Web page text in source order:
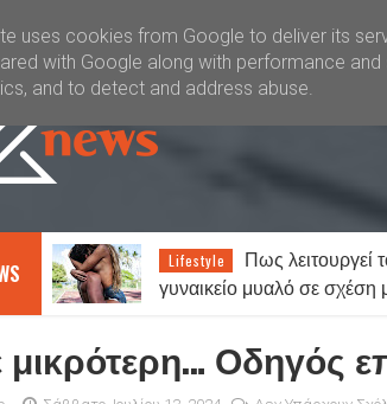
News
News
Καιρός: Γενικά
με τοπικές βροχές στα
Οδηγός
uses cookies from Google to deliver its
with Google along with performance
and to detect and address abuse.